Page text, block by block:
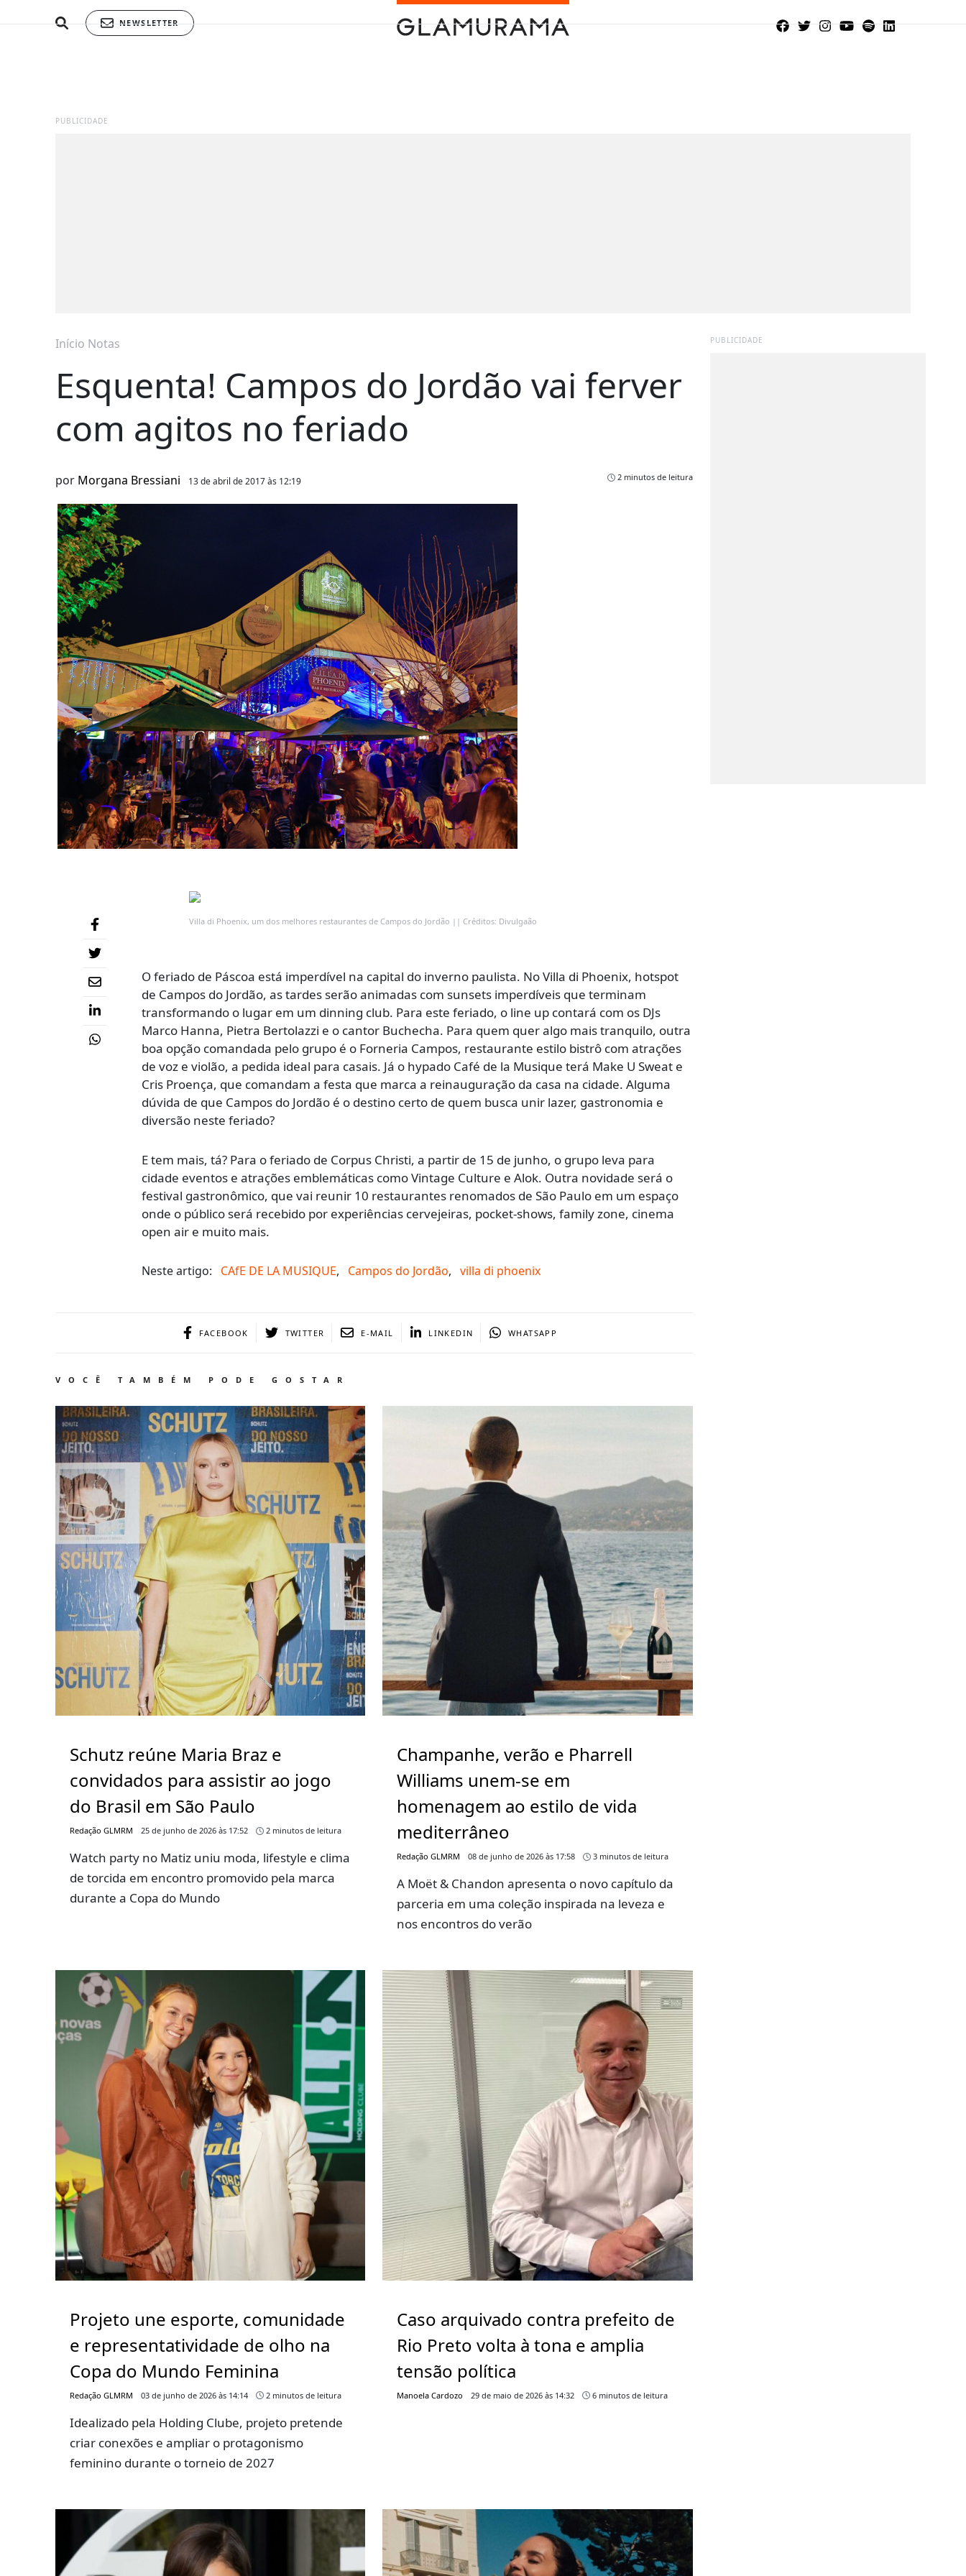
NEWSLETTER
PUBLICIDADE
Início Notas
Esquenta! Campos do Jordão vai ferver
com agitos no feriado
por Morgana Bressiani 13 de abril de 2017 às 12:19 2 minutos de leitura
Villa di Phoenix, um dos melhores restaurantes de Campos do Jordão || Créditos: Divulgaão
O feriado de Páscoa está imperdível na capital do inverno paulista. No Villa di Phoenix, hotspot
de Campos do Jordão, as tardes serão animadas com sunsets imperdíveis que terminam
transformando o lugar em um dinning club. Para este feriado, o line up contará com os DJs
Marco Hanna, Pietra Bertolazzi e o cantor Buchecha. Para quem quer algo mais tranquilo, outra
boa opção comandada pelo grupo é o Forneria Campos, restaurante estilo bistrô com atrações
de voz e violão, a pedida ideal para casais. Já o hypado Café de la Musique terá Make U Sweat e
Cris Proença, que comandam a festa que marca a reinauguração da casa na cidade. Alguma
dúvida de que Campos do Jordão é o destino certo de quem busca unir lazer, gastronomia e
diversão neste feriado?
E tem mais, tá? Para o feriado de Corpus Christi, a partir de 15 de junho, o grupo leva para
cidade eventos e atrações emblemáticas como Vintage Culture e Alok. Outra novidade será o
festival gastronômico, que vai reunir 10 restaurantes renomados de São Paulo em um espaço
onde o público será recebido por experiências cervejeiras, pocket-shows, family zone, cinema
open air e muito mais.
Neste artigo: CAfE DE LA MUSIQUE, Campos do Jordão, villa di phoenix
FACEBOOK TWITTER E-MAIL LINKEDIN WHATSAPP
VOCÊ TAMBÉM PODE GOSTAR
Schutz reúne Maria Braz e
convidados para assistir ao jogo
do Brasil em São Paulo
Redação GLMRM 25 de junho de 2026 às 17:52 2 minutos de leitura
Watch party no Matiz uniu moda, lifestyle e clima
de torcida em encontro promovido pela marca
durante a Copa do Mundo
Champanhe, verão e Pharrell
Williams unem-se em
homenagem ao estilo de vida
mediterrâneo
Redação GLMRM 08 de junho de 2026 às 17:58 3 minutos de leitura
A Moët & Chandon apresenta o novo capítulo da
parceria em uma coleção inspirada na leveza e
nos encontros do verão
Projeto une esporte, comunidade
e representatividade de olho na
Copa do Mundo Feminina
Redação GLMRM 03 de junho de 2026 às 14:14 2 minutos de leitura
Idealizado pela Holding Clube, projeto pretende
criar conexões e ampliar o protagonismo
feminino durante o torneio de 2027
Caso arquivado contra prefeito de
Rio Preto volta à tona e amplia
tensão política
Manoela Cardozo 29 de maio de 2026 às 14:32 6 minutos de leitura
PUBLICIDADE